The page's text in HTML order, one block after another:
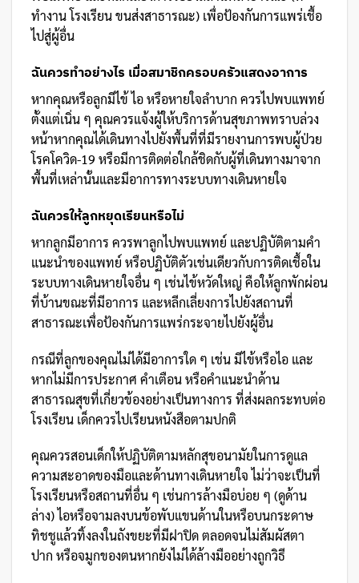
ทำงาน โรงเรียน ขนส่งสาธารณะ) เพื่อป้องกันการแพร่เชื้อ
ไปสู่ผู้อื่น
ฉันควรทำอย่างไร เมื่อสมาชิกครอบครัวแสดงอาการ
หากคุณหรือลูกมีไข้ ไอ หรือหายใจลำบาก ควรไปพบแพทย์
ตั้งแต่เนิ่น ๆ คุณควรแจ้งผู้ให้บริการด้านสุขภาพทราบล่วง
หน้าหากคุณได้เดินทางไปยังพื้นที่ที่มีรายงานการพบผู้ป่วย
โรคโควิด-19 หรือมีการติดต่อใกล้ชิดกับผู้ที่เดินทางมาจาก
พื้นที่เหล่านั้นและมีอาการทางระบบทางเดินหายใจ
ฉันควรให้ลูกหยุดเรียนหรือไม่
หากลูกมีอาการ ควรพาลูกไปพบแพทย์ และปฏิบัติตามคำ
แนะนำของแพทย์ หรือปฏิบัติตัวเช่นเดียวกับการติดเชื้อใน
ระบบทางเดินหายใจอื่น ๆ เช่นไข้หวัดใหญ่ คือให้ลูกพักผ่อน
ที่บ้านขณะที่มีอาการ และหลีกเลี่ยงการไปยังสถานที่
สาธารณะเพื่อป้องกันการแพร่กระจายไปยังผู้อื่น
กรณีที่ลูกของคุณไม่ได้มีอาการใด ๆ เช่น มีไข้หรือไอ และ
หากไม่มีการประกาศ คำเตือน หรือคำแนะนำด้าน
สาธารณสุขที่เกี่ยวข้องอย่างเป็นทางการ ที่ส่งผลกระทบต่อ
โรงเรียน เด็กควรไปเรียนหนังสือตามปกติ
คุณควรสอนเด็กให้ปฏิบัติตามหลักสุขอนามัยในการดูแล
ความสะอาดของมือและด้านทางเดินหายใจ ไม่ว่าจะเป็นที่
โรงเรียนหรือสถานที่อื่น ๆ เช่นการล้างมือบ่อย ๆ (ดูด้าน
ล่าง) ไอหรือจามลงบนข้อพับแขนด้านในหรือบนกระดาษ
ทิชชูแล้วทิ้งลงในถังขยะที่มีฝาปิด ตลอดจนไม่สัมผัสตา
ปาก หรือจมูกของตนหากยังไม่ได้ล้างมืออย่างถูกวิธี